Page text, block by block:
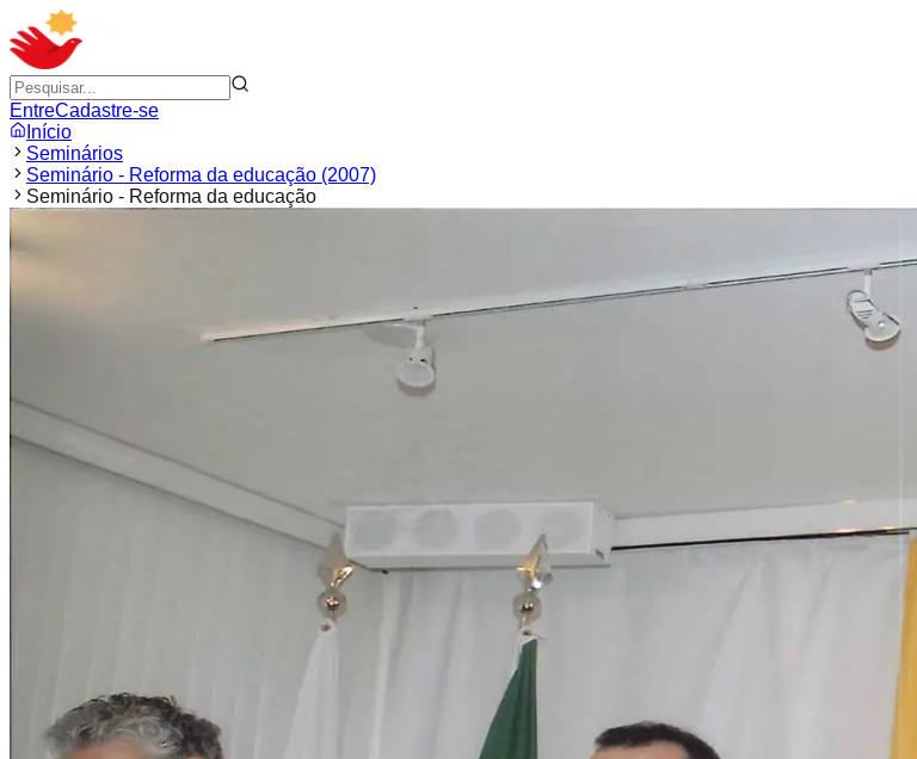
EntreCadastre-se
Início
Seminários
Seminário - Reforma da educação (2007)
Seminário - Reforma da educação